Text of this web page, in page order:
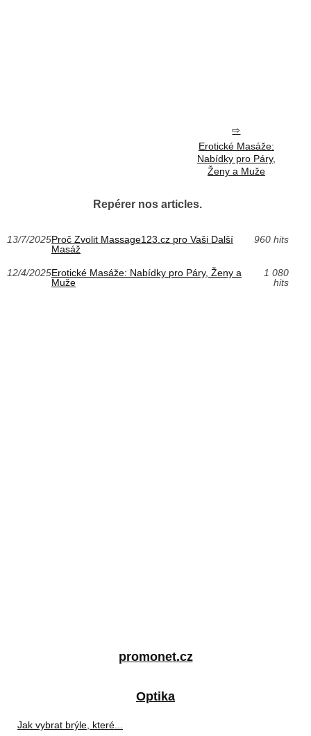
Erotické Masáže:
Nabídky pro Páry,
Ženy a Muže
Repérer nos articles.
13/7/2025Proč Zvolit Massage123.cz pro Vaši Další
Masáž
960 hits
12/4/2025Erotické Masáže: Nabídky pro Páry, Ženy a
Muže
1 080
hits
promonet.cz
Optika
Jak vybrat brýle, které...